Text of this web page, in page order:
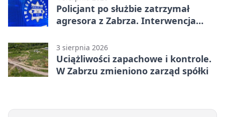
Policjant po służbie zatrzymał
agresora z Zabrza. Interwencja
3 sierpnia 2026
Uciążliwości zapachowe i kontrole.
W Zabrzu zmieniono zarząd spółki